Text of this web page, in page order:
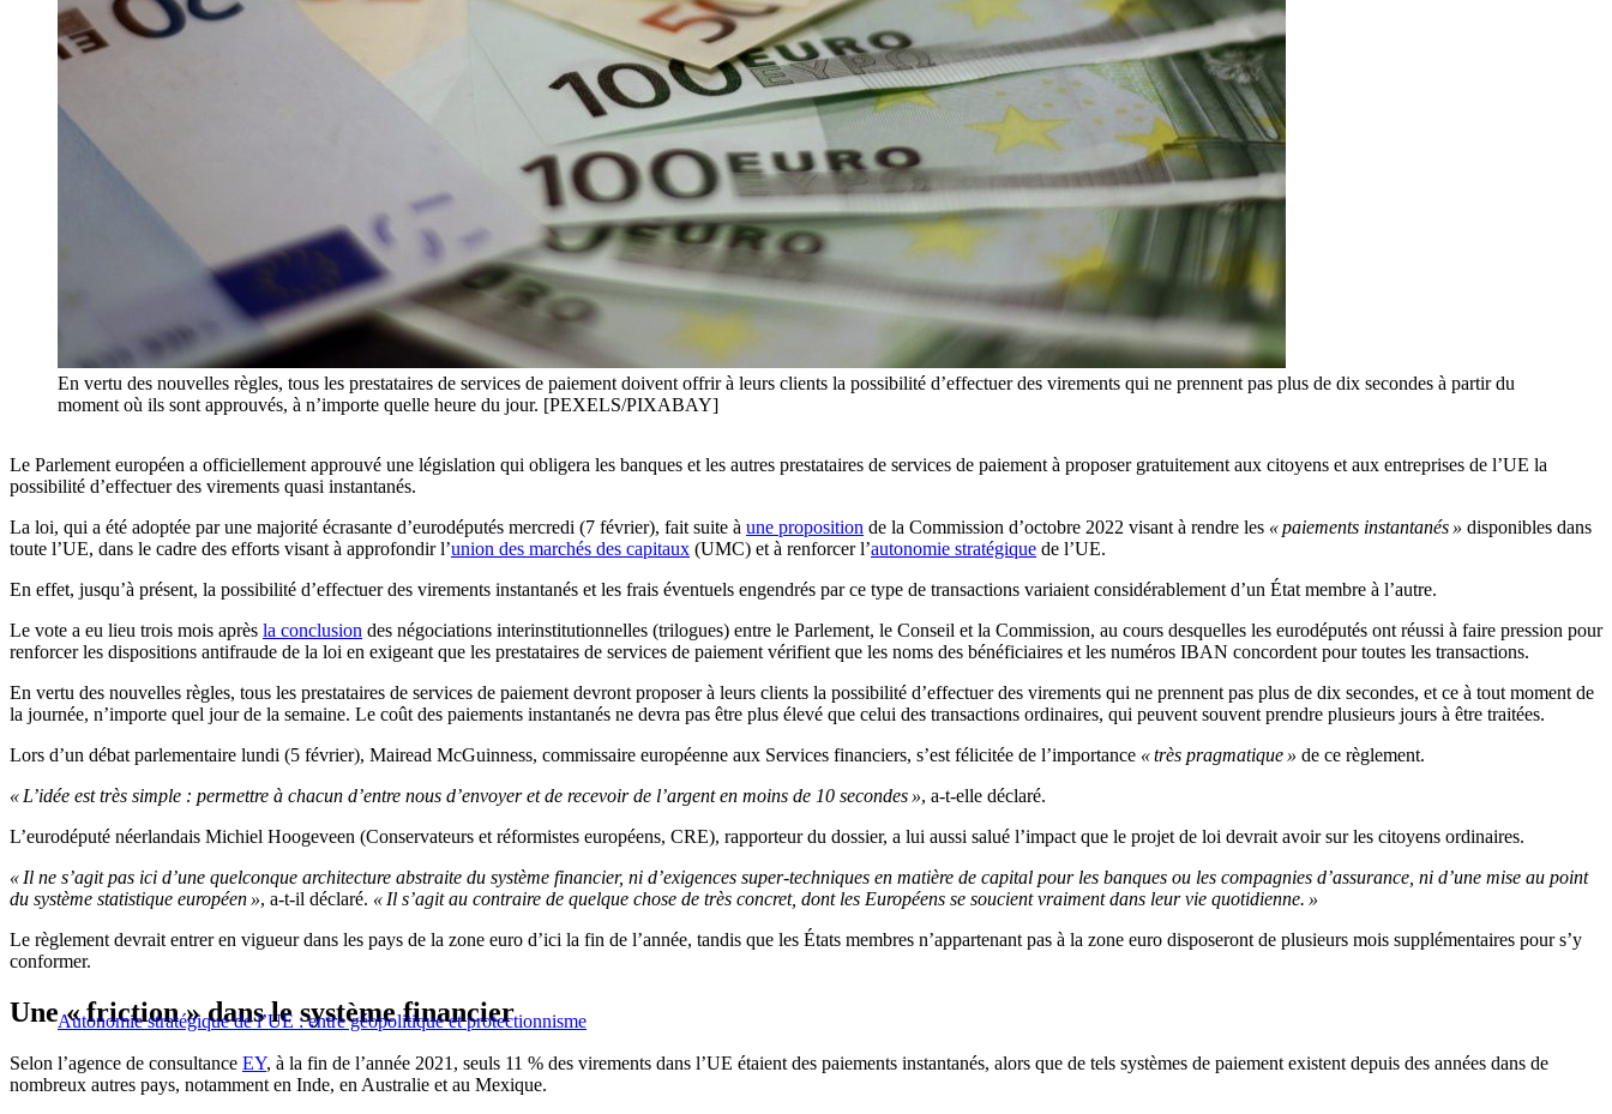
En vertu des nouvelles règles, tous les prestataires de services de paiement doivent offrir à leurs clients la possibilité d’effectuer des virements qui ne prennent pas plus de dix secondes à partir du
moment où ils sont approuvés, à n’importe quelle heure du jour. [PEXELS/PIXABAY]
Le Parlement européen a officiellement approuvé une législation qui obligera les banques et les autres prestataires de services de paiement à proposer gratuitement aux citoyens et aux entreprises de l’UE la
possibilité d’effectuer des virements quasi instantanés.
La loi, qui a été adoptée par une majorité écrasante d’eurodéputés mercredi (7 février), fait suite à une proposition de la Commission d’octobre 2022 visant à rendre les « paiements instantanés » disponibles dans
toute l’UE, dans le cadre des efforts visant à approfondir l’union des marchés des capitaux (UMC) et à renforcer l’autonomie stratégique de l’UE.
En effet, jusqu’à présent, la possibilité d’effectuer des virements instantanés et les frais éventuels engendrés par ce type de transactions variaient considérablement d’un État membre à l’autre.
Le vote a eu lieu trois mois après la conclusion des négociations interinstitutionnelles (trilogues) entre le Parlement, le Conseil et la Commission, au cours desquelles les eurodéputés ont réussi à faire pression pour
renforcer les dispositions antifraude de la loi en exigeant que les prestataires de services de paiement vérifient que les noms des bénéficiaires et les numéros IBAN concordent pour toutes les transactions.
En vertu des nouvelles règles, tous les prestataires de services de paiement devront proposer à leurs clients la possibilité d’effectuer des virements qui ne prennent pas plus de dix secondes, et ce à tout moment de
la journée, n’importe quel jour de la semaine. Le coût des paiements instantanés ne devra pas être plus élevé que celui des transactions ordinaires, qui peuvent souvent prendre plusieurs jours à être traitées.
Lors d’un débat parlementaire lundi (5 février), Mairead McGuinness, commissaire européenne aux Services financiers, s’est félicitée de l’importance « très pragmatique » de ce règlement.
« L’idée est très simple : permettre à chacun d’entre nous d’envoyer et de recevoir de l’argent en moins de 10 secondes », a-t-elle déclaré.
L’eurodéputé néerlandais Michiel Hoogeveen (Conservateurs et réformistes européens, CRE), rapporteur du dossier, a lui aussi salué l’impact que le projet de loi devrait avoir sur les citoyens ordinaires.
« Il ne s’agit pas ici d’une quelconque architecture abstraite du système financier, ni d’exigences super-techniques en matière de capital pour les banques ou les compagnies d’assurance, ni d’une mise au point
du système statistique européen », a-t-il déclaré. « Il s’agit au contraire de quelque chose de très concret, dont les Européens se soucient vraiment dans leur vie quotidienne. »
Le règlement devrait entrer en vigueur dans les pays de la zone euro d’ici la fin de l’année, tandis que les États membres n’appartenant pas à la zone euro disposeront de plusieurs mois supplémentaires pour s’y
conformer.
Autonomie stratégique de l’UE : entre géopolitique et protectionnisme
Une « friction » dans le système financier
Selon l’agence de consultance EY, à la fin de l’année 2021, seuls 11 % des virements dans l’UE étaient des paiements instantanés, alors que de tels systèmes de paiement existent depuis des années dans de
nombreux autres pays, notamment en Inde, en Australie et au Mexique.